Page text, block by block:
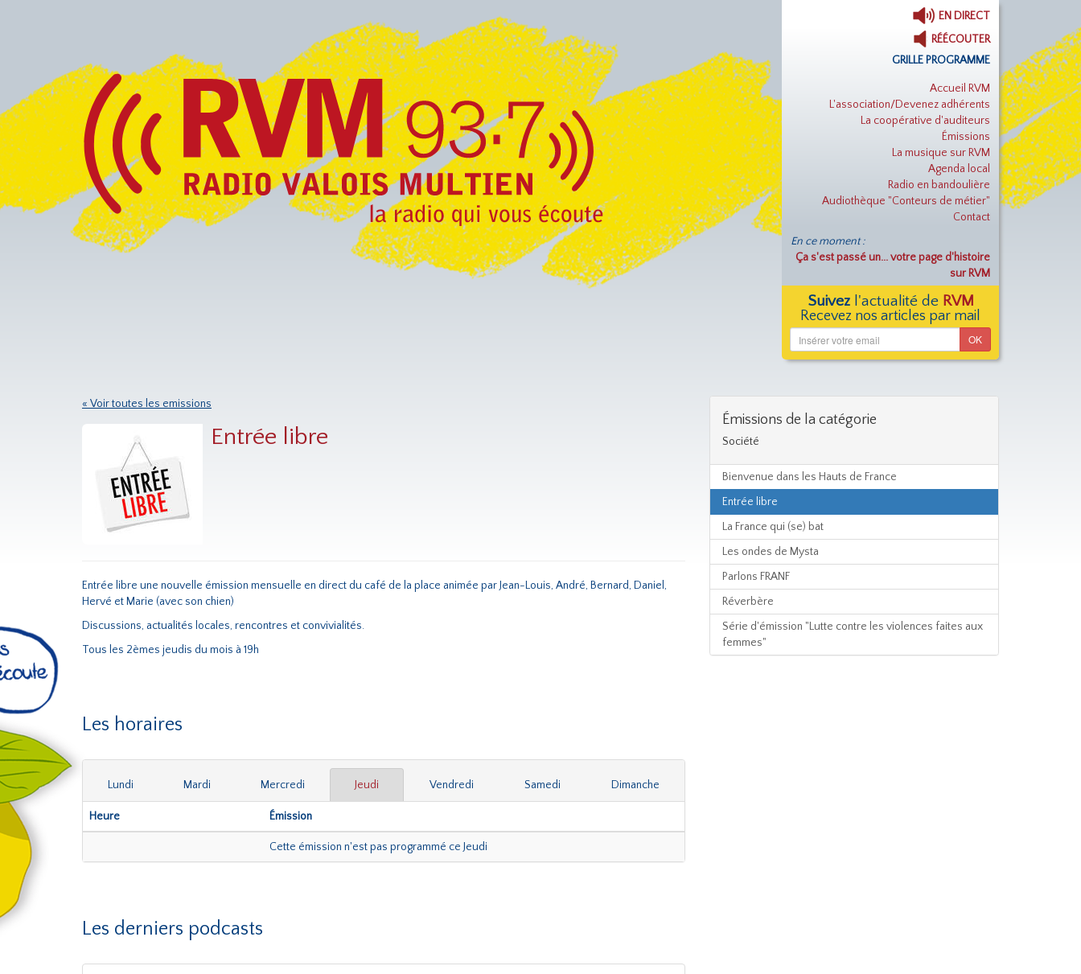
EN DIRECT
RÉÉCOUTER
GRILLE PROGRAMME
Accueil RVM
L'association/Devenez adhérents
La coopérative d'auditeurs
Émissions
La musique sur RVM
Agenda local
Radio en bandoulière
Audiothèque "Conteurs de métier"
Contact
En ce moment :
Ça s'est passé un... votre page d'histoire
sur RVM
Suivezl'actualité de RVM
Recevez nos articles par mail
« Voir toutes les emissions
Entrée libre
Entrée libre une nouvelle émission mensuelle en direct du café de la place animée par Jean-Louis, André, Bernard, Daniel,
Hervé et Marie (avec son chien)
Discussions, actualités locales, rencontres et convivialités.
Tous les 2èmes jeudis du mois à 19h
Les horaires
Lundi Mardi Mercredi Jeudi Vendredi Samedi Dimanche
Heure Émission
Cette émission n'est pas programmé ce Jeudi
Les derniers podcasts
Émissions de la catégorie
Société
Bienvenue dans les Hauts de France
Entrée libre
La France qui (se) bat
Les ondes de Mysta
Parlons FRANF
Réverbère
Série d'émission "Lutte contre les violences faites aux
femmes"